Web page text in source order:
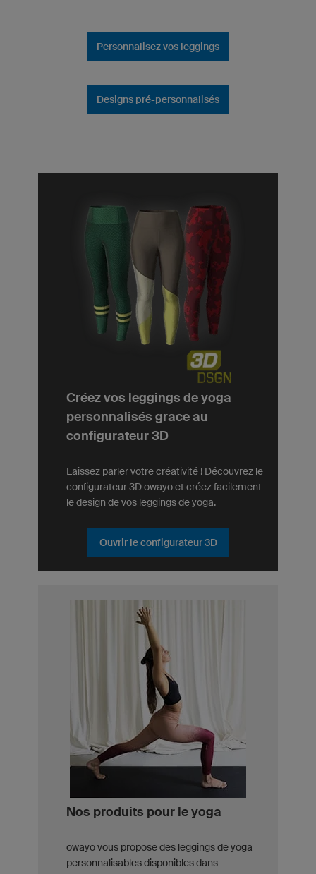
Personnalisez vos leggings
Designs pré-personnalisés
Créez vos leggings de yoga
personnalisés grace au
configurateur 3D
Laissez parler votre créativité ! Découvrez le
configurateur 3D owayo et créez facilement
le design de vos leggings de yoga.
Ouvrir le configurateur 3D
Nos produits pour le yoga
owayo vous propose des leggings de yoga
personnalisables disponibles dans